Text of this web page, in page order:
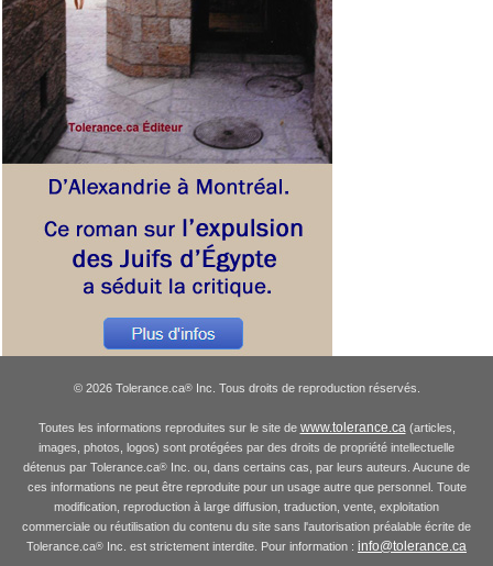
© 2026 Tolerance.ca®Inc. Tous droits de reproduction réservés.
Toutes les informations reproduites sur le site de www.tolerance.ca (articles,
images, photos, logos) sont protégées par des droits de propriété intellectuelle
détenus par Tolerance.ca® Inc. ou, dans certains cas, par leurs auteurs. Aucune de
ces informations ne peut être reproduite pour un usage autre que personnel. Toute
modification, reproduction à large diffusion, traduction, vente, exploitation
commerciale ou réutilisation du contenu du site sans l'autorisation préalable écrite de
Tolerance.ca® Inc. est strictement interdite. Pour information : info@tolerance.ca